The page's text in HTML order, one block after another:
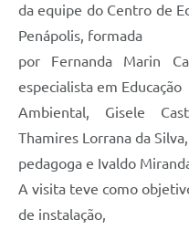
da equipe do Centro de
Penápolis, formada
por Fernanda Marin
especialista em Educação
Ambiental, Gisele
Thamires Lorrana da Silva,
pedagoga e Ivaldo
A visita teve como
de instalação,